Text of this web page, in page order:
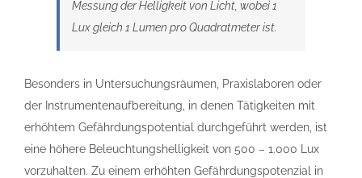
Messung der Helligkeit von Licht, wobei 1
Lux gleich 1 Lumen pro Quadratmeter ist.
Besonders in Untersuchungsräumen, Praxislaboren oder
der Instrumentenaufbereitung, in denen Tätigkeiten mit
erhöhtem Gefährdungspotential durchgeführt werden, ist
eine höhere Beleuchtungshelligkeit von 500 – 1.000 Lux
vorzuhalten. Zu einem erhöhten Gefährdungspotenzial in